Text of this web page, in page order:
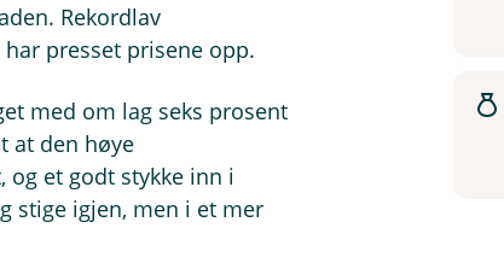
Rekordlav
presset prisene opp.
med om lag seks prosent
at den høye
og et godt stykke inn i
stige igjen, men i et mer